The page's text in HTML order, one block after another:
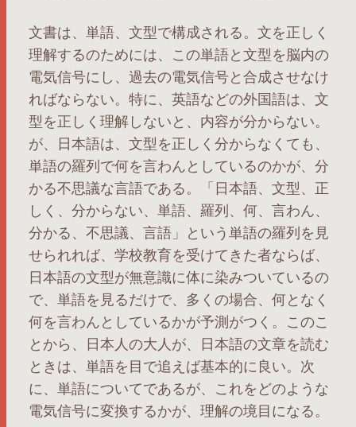
文書は、単語、文型で構成される。文を正しく
理解するのためには、この単語と文型を脳内の
電気信号にし、過去の電気信号と合成させなけ
ればならない。特に、英語などの外国語は、文
型を正しく理解しないと、内容が分からない。
が、日本語は、文型を正しく分からなくても、
単語の羅列で何を言わんとしているのかが、分
かる不思議な言語である。「日本語、文型、正
しく、分からない、単語、羅列、何、言わん、
分かる、不思議、言語」という単語の羅列を見
せられれば、学校教育を受けてきた者ならば、
日本語の文型が無意識に体に染みついているの
で、単語を見るだけで、多くの場合、何となく
何を言わんとしているかが予測がつく。このこ
とから、日本人の大人が、日本語の文章を読む
ときは、単語を目で追えば基本的に良い。次
に、単語についてであるが、これをどのような
電気信号に変換するかが、理解の境目になる。